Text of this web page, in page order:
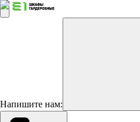
Напишите нам: